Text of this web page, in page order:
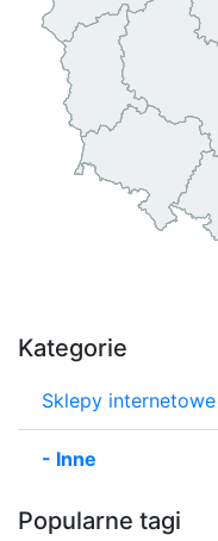
Kategorie
Sklepy internetowe
- Inne
Popularne tagi